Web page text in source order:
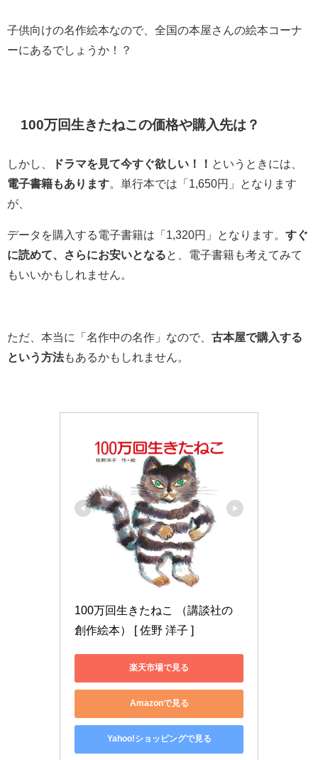
子供向けの名作絵本なので、全国の本屋さんの絵本コーナ
ーにあるでしょうか！？
100万回生きたねこの価格や購入先は？
しかし、 ドラマを見て今すぐ欲しい！！ というときには、
電子書籍もあります 。単行本では「1,650円」となります
が、
データを購入する電子書籍は「1,320円」となります。 すぐ
に読めて、さらにお安いとなる と、電子書籍も考えてみて
もいいかもしれません。
ただ、本当に「名作中の名作」なので、 古本屋で購入する
という方法もあるかもしれません。
100万回生きたねこ （講談社の
創作絵本） [ 佐野 洋子 ]
楽天市場で見る
Amazonで見る
Yahoo!ショッピングで見る